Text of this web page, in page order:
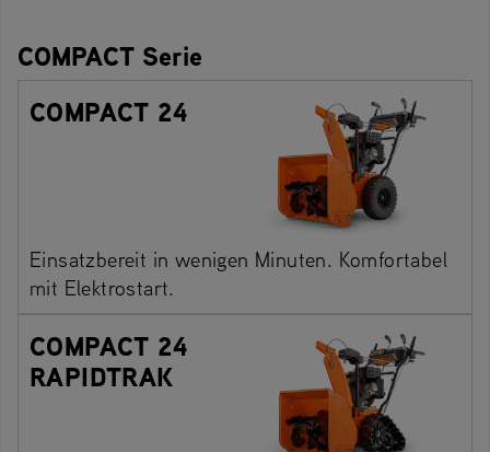
COMPACT Serie
COMPACT 24
Einsatzbereit in wenigen Minuten. Komfortabel
mit Elektrostart.
COMPACT 24
RAPIDTRAK